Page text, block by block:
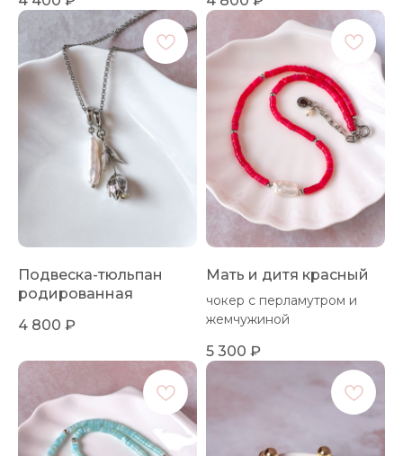
Подвеска-тюльпан
родированная
4 800 ₽
Мать и дитя красный
чокер с перламутром и
жемчужиной
5 300 ₽